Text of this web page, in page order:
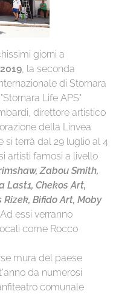
giorni a
, la seconda
di Stornara
Life APS"
direttore artistico
della Linvea
si terrà dal 29 luglio al 4
artisti famosi a livello
Zabou Smith,
Last1, Chekos Art,
Bifido Art, Moby
Ad essi verranno
come Rocco
mura del paese
da numerosi
comunale